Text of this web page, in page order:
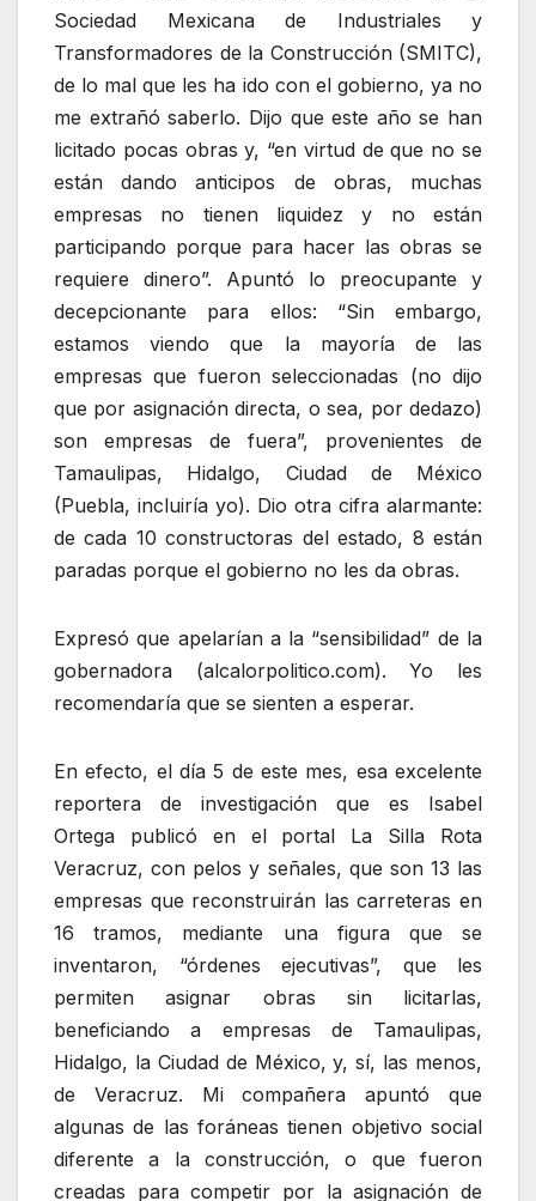
Sociedad Mexicana de Industriales y
Transformadores de la Construcción (SMITC),
de lo mal que les ha ido con el gobierno, ya no
me extrañó saberlo. Dijo que este año se han
licitado pocas obras y, “en virtud de que no se
están dando anticipos de obras, muchas
empresas no tienen liquidez y no están
participando porque para hacer las obras se
requiere dinero”. Apuntó lo preocupante y
decepcionante para ellos: “Sin embargo,
estamos viendo que la mayoría de las
empresas que fueron seleccionadas (no dijo
que por asignación directa, o sea, por dedazo)
son empresas de fuera”, provenientes de
Tamaulipas, Hidalgo, Ciudad de México
(Puebla, incluiría yo). Dio otra cifra alarmante:
de cada 10 constructoras del estado, 8 están
paradas porque el gobierno no les da obras.
Expresó que apelarían a la “sensibilidad” de la
gobernadora (alcalorpolitico.com). Yo les
recomendaría que se sienten a esperar.
En efecto, el día 5 de este mes, esa excelente
reportera de investigación que es Isabel
Ortega publicó en el portal La Silla Rota
Veracruz, con pelos y señales, que son 13 las
empresas que reconstruirán las carreteras en
16 tramos, mediante una figura que se
inventaron, “órdenes ejecutivas”, que les
permiten asignar obras sin licitarlas,
beneficiando a empresas de Tamaulipas,
Hidalgo, la Ciudad de México, y, sí, las menos,
de Veracruz. Mi compañera apuntó que
algunas de las foráneas tienen objetivo social
diferente a la construcción, o que fueron
creadas para competir por la asignación de